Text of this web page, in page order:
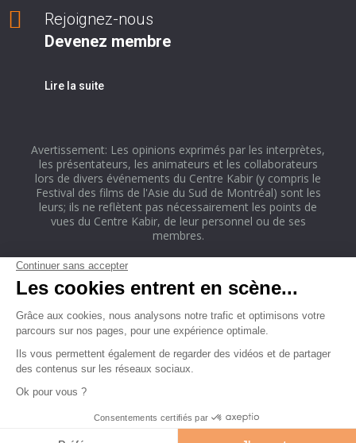
Rejoignez-nous
Devenez membre
Lire la suite
Avertissement: Les opinions exprimés par les interprètes,
les présentateurs, les animateurs et les collaborateurs
lors de divers événements du Centre Kabir (y compris le
Festival des films de l'Asie du Sud de Montréal) sont les
leurs; ils ne reflètent pas nécessairement les points de
vues du Centre Kabir, de leur personnel ou de ses
membres.
À PROPOS
CLUB DE LECTURE
CLUB DE POÉSIE
PROJETS
NOUS JOINDRE
Copyright © 2019 Centre Culturel. Tous droits réservés.